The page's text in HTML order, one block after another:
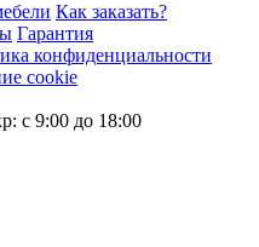
Как заказать?
Гарантия
конфиденциальности
cookie
с 9:00 до 18:00